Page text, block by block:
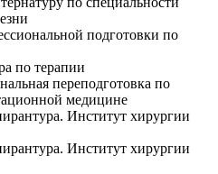
подготовки по
по терапии
переподготовка по
медицине
Институт хирургии
Институт хирургии